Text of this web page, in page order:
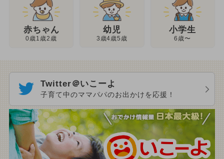
赤ちゃん
0歳1歳2歳
幼児
3歳4歳5歳
小学生
6歳〜
Twitter＠いこーよ
子育て中のママパパのお出かけを応援！